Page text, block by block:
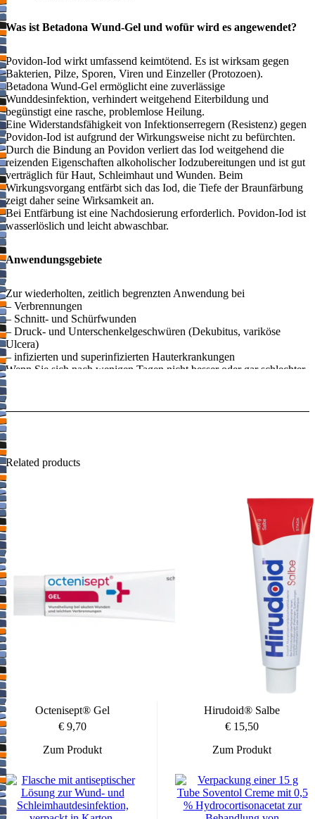
Was ist Betadona Wund-Gel und wofür wird es angewendet?
Povidon-Iod wirkt umfassend keimtötend. Es ist wirksam gegen
Bakterien, Pilze, Sporen, Viren und Einzeller (Protozoen).
Betadona Wund-Gel ermöglicht eine zuverlässige
Wunddesinfektion, verhindert weitgehend Eiterbildung und
begünstigt eine rasche, problemlose Heilung.
Eine Widerstandsfähigkeit von Infektionserregern (Resistenz) gegen
Povidon-Iod ist aufgrund der Wirkungsweise nicht zu befürchten.
Durch die Bindung an Povidon verliert das Iod weitgehend die
reizenden Eigenschaften alkoholischer Iodzubereitungen und ist gut
verträglich für Haut, Schleimhaut und Wunden. Beim
Wirkungsvorgang entfärbt sich das Iod, die Tiefe der Braunfärbung
zeigt daher seine Wirksamkeit an.
Bei Entfärbung ist eine Nachdosierung erforderlich. Povidon-Iod ist
wasserlöslich und leicht abwaschbar.
Anwendungsgebiete
Zur wiederholten, zeitlich begrenzten Anwendung bei
– Verbrennungen
– Schnitt- und Schürfwunden
– Druck- und Unterschenkelgeschwüren (Dekubitus, variköse
Ulcera)
– infizierten und superinfizierten Hauterkrankungen
Wenn Sie sich nach wenigen Tagen nicht besser oder gar schlechter
fühlen, wenden Sie sich an Ihren Arzt.
2. Was sollten Sie vor der Anwendung von Betadona Wund-Gel
beachten?
Betadona Wund-Gel darf NICHT angewendet werden,
– wenn Sie allergisch gegen Povidon-Iod oder einen der in
Abschnitt 6. genannten sonstigen Bestandteile dieses Arzneimittels
sind,
– wenn Sie an Schilddrüsenüberfunktion (Hyperthyreose) oder an
anderen Schilddrüsenerkrankungen leiden,
– wenn Sie an der seltenen chronischen Hautentzündung Dermatitis
herpetiformis Duhring leiden,
– bei gleichzeitiger Anwendung von quecksilberhaltigen Präparaten,
– vor, während und nach einer Radio-Iod-Szintigraphie oder einer
Strahlentherapie der Schilddrüse mit Iod (Radio-Iod-Therapie) bis
zum Abschluss der Behandlung,
Warnhinweise und Vorsichtsmaßnahmen
Bitte sprechen Sie mit Ihrem Arzt oder Apotheker, bevor Sie
Betadona Wund-Gel anwenden.
– Bei Neugeborenen und Säuglingen bis zum Alter von 6 Monaten
ist Betadona Wund-Gel nur nach
strenger Nutzen/Risikoabwägung durch den Arzt und äußerst
limitiert anzuwenden. Gegebenenfalls sollte die
Schilddrüsenfunktion überwacht werden.
– Das versehentliche Verschlucken von Betadona Wund-Gel durch
Neugeborene, Säuglinge und Kleinkinder muss vermieden werden.
Siehe Abschnitt „Schwangerschaft, Stillzeit und
Fortpflanzungsfähigkeit“ zur sicheren Anwendung in dieser Zeit.
– Bei einer großflächigen Verbrennungsbehandlung mit Povidon-
Iod kann das Auftreten von Elektrolytstörungen und eine damit
verbundene Beeinträchtigung der Nierenfunktion begünstigt
Related products
Octenisept® Gel
€ 9,70
Zum Produkt
Hirudoid® Salbe
€ 15,50
Zum Produkt